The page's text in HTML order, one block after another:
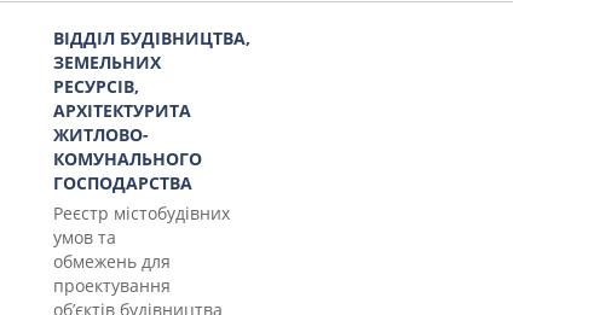
ВІДДІЛ БУДІВНИЦТВА,
ЗЕМЕЛЬНИХ
РЕСУРСІВ,
АРХІТЕКТУРИТА
ЖИТЛОВО-
КОМУНАЛЬНОГО
ГОСПОДАРСТВА
Реєстр містобудівних
умов та
обмежень для
проектування
об’єктів будівництва